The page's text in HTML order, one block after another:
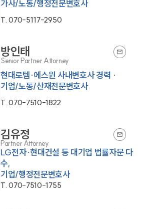
가사/노동/행정전문변호사
T.070-5117-2950
방인태
Senior Partner Attorney
현대로템·에스원 사내변호사 경력 ·
기업/노동/산재전문변호사
T.070-7510-1822
김유정
Partner Attorney
LG전자·현대건설 등 대기업 법률자문 다
수,
기업/행정전문변호사
T.070-7510-1755